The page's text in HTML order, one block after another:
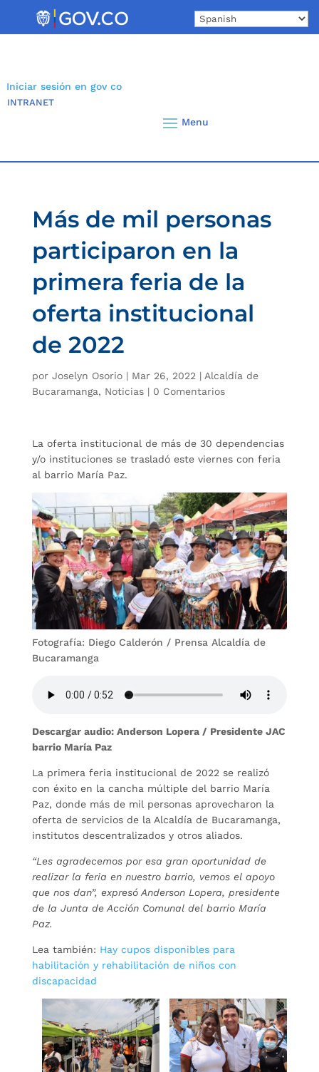
Iniciar sesión en gov co
INTRANET
Más de mil personas
participaron en la
primera feria de la
oferta institucional
de 2022
por Joselyn Osorio| Mar 26, 2022 | Alcaldía de
Bucaramanga, Noticias| 0 Comentarios
La oferta institucional de más de 30 dependencias
y/o instituciones se trasladó este viernes con feria
al barrio María Paz.
Fotografía: Diego Calderón / Prensa Alcaldía de
Bucaramanga
Descargar audio: Anderson Lopera / Presidente JAC
barrio María Paz
La primera feria institucional de 2022 se realizó
con éxito en la cancha múltiple del barrio María
Paz, donde más de mil personas aprovecharon la
oferta de servicios de la Alcaldía de Bucaramanga,
institutos descentralizados y otros aliados.
“Les agradecemos por esa gran oportunidad de
realizar la feria en nuestro barrio, vemos el apoyo
que nos dan”, expresó Anderson Lopera, presidente
de la Junta de Acción Comunal del barrio María
Paz.
Lea también: Hay cupos disponibles para
habilitación y rehabilitación de niños con
discapacidad